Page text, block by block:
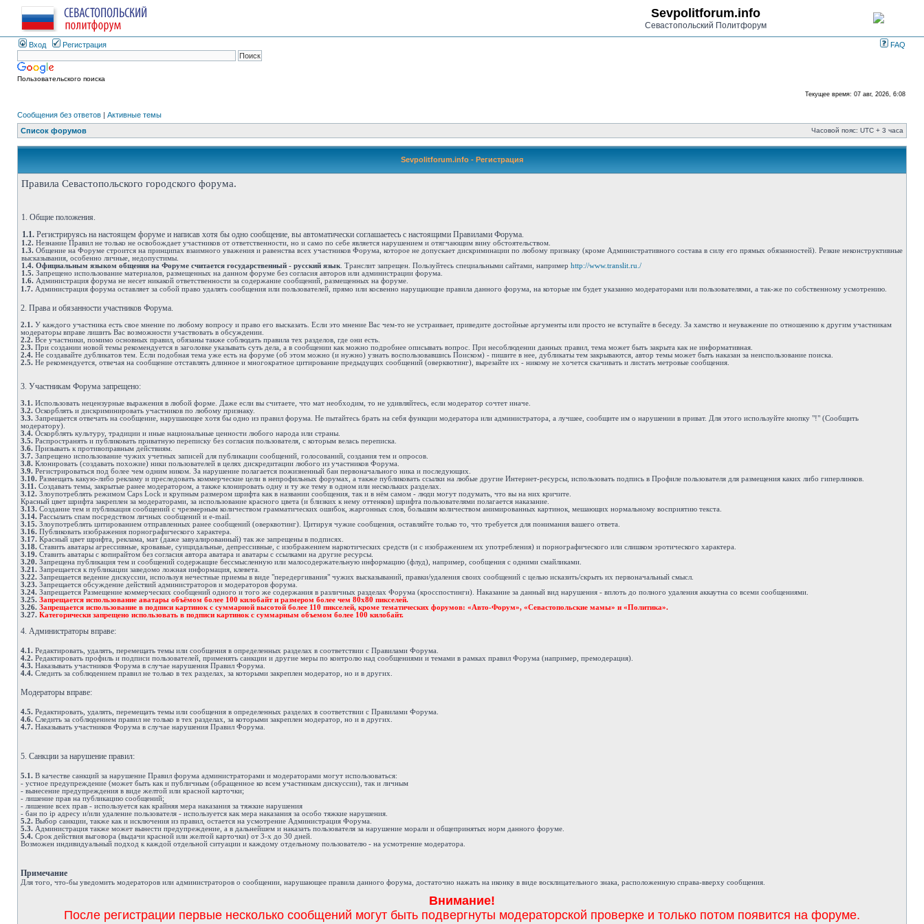
Sevpolitforum.info
Севастопольский Политфорум
Вход Регистрация FAQ
Пользовательского поиска
Текущее время: 07 авг, 2026, 6:08
Сообщения без ответов | Активные темы
Список форумов
Часовой пояс: UTC + 3 часа
Sevpolitforum.info - Регистрация
Правила Севастопольского городского форума.
1. Общие положения.
1.1. Регистрируясь на настоящем форуме и написав хотя бы одно сообщение, вы автоматически соглашаетесь с настоящими Правилами Форума.
1.2. Незнание Правил не только не освобождает участников от ответственности, но и само по себе является нарушением и отягчающим вину обстоятельством.
1.3. Общение на Форуме строится на принципах взаимного уважения и равенства всех участников Форума, которое не допускает дискриминации по любому признаку (кроме Административного состава в силу его прямых обязанностей). Резкие неконструктивные
высказывания, особенно личные, недопустимы.
1.4. Официальным языком общения на Форуме считается государственный - русский язык . Транслит запрещен. Пользуйтесь специальными сайтами, например http://www.translit.ru./
1.5. Запрещено использование материалов, размещенных на данном форуме без согласия авторов или администрации форума.
1.6. Администрация форума не несет никакой ответственности за содержание сообщений, размещенных на форуме.
1.7. Администрация форума оставляет за собой право удалять сообщения или пользователей, прямо или косвенно нарущающие правила данного форума, на которые им будет указанно модераторами или пользователями, а так-же по собственному усмотрению.
2. Права и обязанности участников Форума.
2.1. У каждого участника есть свое мнение по любому вопросу и право его высказать. Если это мнение Вас чем-то не устраивает, приведите достойные аргументы или просто не вступайте в беседу. За хамство и неуважение по отношению к другим участникам
модераторы вправе лишить Вас возможности участвовать в обсуждении.
2.2. Все участники, помимо основных правил, обязаны также соблюдать правила тех разделов, где они есть.
2.3. При создании новой темы рекомендуется в заголовке указывать суть дела, а в сообщении как можно подробнее описывать вопрос. При несоблюдении данных правил, тема может быть закрыта как не информативная.
2.4. Не создавайте дубликатов тем. Если подобная тема уже есть на форуме (об этом можно (и нужно) узнать воспользовавшись Поиском) - пишите в нее, дубликаты тем закрываются, автор темы может быть наказан за неиспользование поиска.
2.5. Не рекомендуется, отвечая на сообщение отставлять длинное и многократное цитирование предыдущих сообщений (оверквотинг), вырезайте их - никому не хочется скачивать и листать метровые сообщения.
3. Участникам Форума запрещено:
3.1. Использовать нецензурные выражения в любой форме. Даже если вы считаете, что мат необходим, то не удивляйтесь, если модератор сочтет иначе.
3.2. Оскорблять и дискриминировать участников по любому признаку.
3.3. Запрещается отвечать на сообщение, нарушающее хотя бы одно из правил форума. Не пытайтесь брать на себя функции модератора или администратора, а лучшее, сообщите им о нарушении в приват. Для этого используйте кнопку "!" (Сообщить
модератору).
3.4. Оскорблять культуру, традиции и иные национальные ценности любого народа или страны.
3.5. Распространять и публиковать приватную переписку без согласия пользователя, с которым велась переписка.
3.6. Призывать к противоправным действиям.
3.7. Запрещено использование чужих учетных записей для публикации сообщений, голосований, создания тем и опросов.
3.8. Клонировать (создавать похожие) ники пользователей в целях дискредитации любого из участников Форума.
3.9. Регистрироваться под более чем одним ником. За нарушение полагается пожизненный бан первоначального ника и последующих.
3.10. Размещать какую-либо рекламу и преследовать коммерческие цели в непрофильных форумах, а также публиковать ссылки на любые другие Интернет-ресурсы, использовать подпись в Профиле пользователя для размещения каких либо гиперлинков.
3.11. Создавать темы, закрытые ранее модератором, а также клонировать одну и ту же тему в одном или нескольких разделах.
3.12. Злоупотреблять режимом Caps Lock и крупным размером шрифта как в названии сообщения, так и в нём самом - люди могут подумать, что вы на них кричите.
Красный цвет шрифта закреплен за модераторами, за использование красного цвета (и близких к нему оттенков) шрифта пользователями полагается наказание.
3.13. Создание тем и публикация сообщений с чрезмерным количеством грамматических ошибок, жаргонных слов, большим количеством анимированных картинок, мешающих нормальному восприятию текста.
3.14. Рассылать спам посредством личных сообщений и e-mail.
3.15. Злоупотреблять цитированием отправленных ранее сообщений (оверквотинг). Цитируя чужие сообщения, оставляйте только то, что требуется для понимания вашего ответа.
3.16. Публиковать изображения порнографического характера.
3.17. Красный цвет шрифта, реклама, мат (даже завуалированный) так же запрещены в подписях.
3.18. Ставить аватары агрессивные, кровавые, суицидальные, депрессивные, с изображением наркотических средств (и с изображением их употребления) и порнографического или слишком эротического характера.
3.19. Ставить аватары с копирайтом без согласия автора аватара и аватары с ссылками на другие ресурсы.
3.20. Запрещена публикация тем и сообщений содержащие бессмысленную или малосодержательную информацию (флуд), например, сообщения с одними смайликами.
3.21. Запрещается к публикации заведомо ложная информация, клевета.
3.22. Запрещается ведение дискуссии, используя нечестные приемы в виде "передергивания" чужих высказываний, правки/удаления своих сообщений с целью исказить/скрыть их первоначальный смысл.
3.23. Запрещается обсуждение действий администраторов и модераторов форума.
3.24. Запрещается Размещение коммерческих сообщений одного и того же содержания в различных разделах Форума (кросспостинги). Наказание за данный вид нарушения - вплоть до полного удаления аккаутна со всеми сообщениями.
3.25. Запрещается использование аватары объёмом более 100 килобайт и размером более чем 80х80 пикселей.
3.26. Запрещается использование в подписи картинок с суммарной высотой более 110 пикселей, кроме тематических форумов: «Авто-Форум», «Севастопольские мамы» и «Политика».
3.27. Категорически запрещено использовать в подписи картинок с суммарным объемом более 100 килобайт.
4. Администраторы вправе:
4.1. Редактировать, удалять, перемещать темы или сообщения в определенных разделах в соответствии с Правилами Форума.
4.2. Редактировать профиль и подписи пользователей, применять санкции и другие меры по контролю над сообщениями и темами в рамках правил Форума (например, премодерация).
4.3. Наказывать участников Форума в случае нарушения Правил Форума.
4.4. Следить за соблюдением правил не только в тех разделах, за которыми закреплен модератор, но и в других.
Модераторы вправе:
4.5. Редактировать, удалять, перемещать темы или сообщения в определенных разделах в соответствии с Правилами Форума.
4.6. Следить за соблюдением правил не только в тех разделах, за которыми закреплен модератор, но и в других.
4.7. Наказывать участников Форума в случае нарушения Правил Форума.
5. Санкции за нарушение правил:
5.1. В качестве санкций за нарушение Правил форума администраторами и модераторами могут использоваться:
- устное предупреждение (может быть как и публичным (обращенное ко всем участникам дискуссии), так и личным
- вынесение предупреждения в виде желтой или красной карточки;
- лишение прав на публикацию сообщений;
- лишение всех прав - используется как крайняя мера наказания за тяжкие нарушения
- бан по ip адресу и/или удаление пользователя - используется как мера наказания за особо тяжкие нарушения.
5.2. Выбор санкции, также как и исключения из правил, остается на усмотрение Администрация Форума.
5.3. Администрация также может вынести предупреждение, а в дальнейшем и наказать пользователя за нарушение морали и общепринятых норм данного форуме.
5.4. Срок действия выговора (выдачи красной или желтой карточки) от 3-х до 30 дней.
Возможен индивидуальный подход к каждой отдельной ситуации и каждому отдельному пользователю - на усмотрение модератора.
Примечание
Для того, что-бы уведомить модераторов или администраторов о сообщении, нарушающее правила данного форума, достаточно нажать на иконку в виде восклицательного знака, расположенную справа-вверху сообщения.
Внимание!
После регистрации первые несколько сообщений могут быть подвергнуты модераторской проверке и только потом появится на форуме.